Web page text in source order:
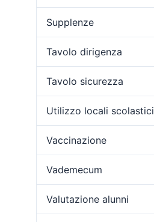
Supplenze
Tavolo dirigenza
Tavolo sicurezza
Utilizzo locali scolastici
Vaccinazione
Vademecum
Valutazione alunni